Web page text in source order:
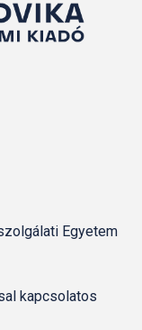
Egyetem
kapcsolatos